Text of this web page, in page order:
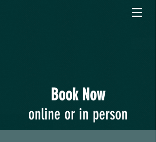
Book Now
online or in person